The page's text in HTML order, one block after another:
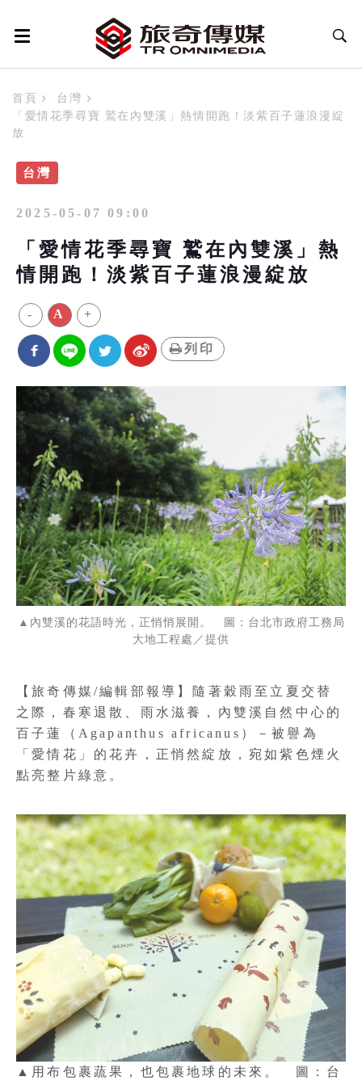
首頁
台灣
「愛情花季尋寶 鷲在內雙溪」熱情開跑！淡紫百子蓮浪漫綻
放
台灣
2025-05-07 09:00
「愛情花季尋寶 鷲在內雙溪」熱
情開跑！淡紫百子蓮浪漫綻放
- A +
列印
▲內雙溪的花語時光，正悄悄展開。 圖：台北市政府工務局
大地工程處／提供
【旅奇傳媒/編輯部報導】隨著穀雨至立夏交替
之際，春寒退散、雨水滋養，內雙溪自然中心的
百子蓮（Agapanthus africanus）－被譽為
「愛情花」的花卉，正悄然綻放，宛如紫色煙火
點亮整片綠意。
▲用布包裹蔬果，也包裹地球的未來。 圖：台